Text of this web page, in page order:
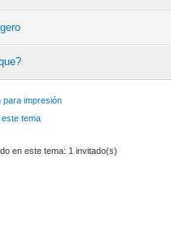
para impresión
tema
en este tema: 1 invitado(s)